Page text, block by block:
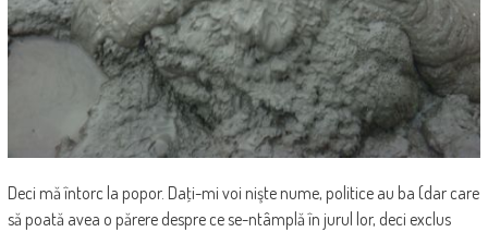
Deci mă întorc la popor. Daţi-mi voi nişte nume, politice au ba (dar care
să poată avea o părere despre ce se-ntâmplă în jurul lor, deci exclus